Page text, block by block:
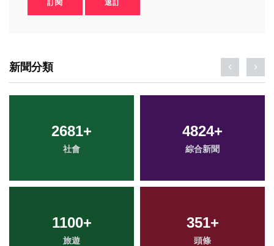
訂閱 退訂
新聞分類
2681+
社會
4824+
綜合新聞
1100+
旅遊
351+
頭條